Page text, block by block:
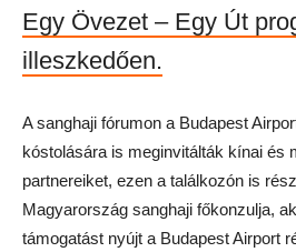
Egy Övezet – Egy Út
illeszkedően.
A sanghaji fórumon a Budapest
kóstolására is meginvitálták kínai és
partnereiket, ezen a találkozón is
Magyarország sanghaji főkonzulja,
támogatást nyújt a Budapest Airport